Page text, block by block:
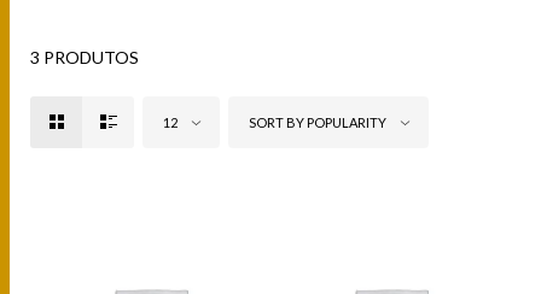
3 PRODUTOS
12 SORT BY POPULARITY